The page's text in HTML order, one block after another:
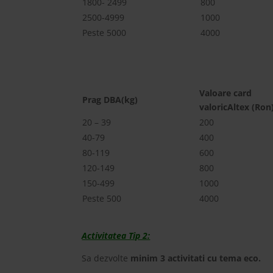
2500-4999
1000
Peste 5000
4000
Prag DBA(kg)
Valoare card
valoricAltex
20 – 39
200
40-79
400
80-119
600
120-149
800
150-499
1000
Peste 500
4000
Activitatea Tip 2:
Sa dezvolte minim 3 activitati cu tema eco.